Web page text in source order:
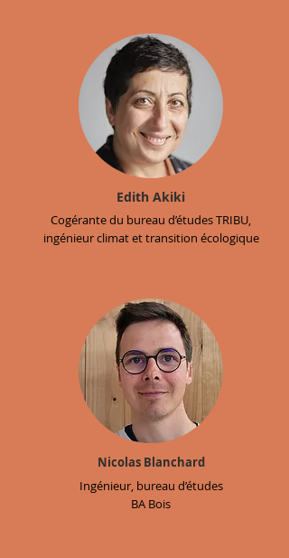
Edith Akiki
Cogérante du bureau d’études TRIBU,
ingénieur climat et transition écologique
Nicolas Blanchard
Ingénieur, bureau d’études
BA Bois